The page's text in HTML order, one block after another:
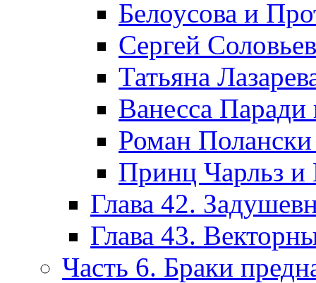
Белоусова и
Сергей
Татьяна
Ванесса
Роман
Принц Чарльз и
Глава 42.
Глава 43.
Часть 6. Браки